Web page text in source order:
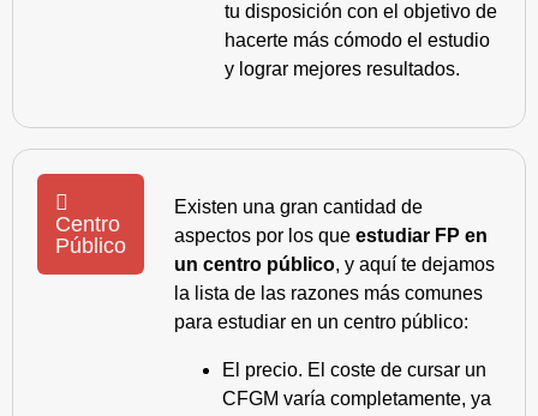
tu disposición con el objetivo de
hacerte más cómodo el estudio
y lograr mejores resultados.
Centro
Público
Existen una gran cantidad de
aspectos por los que estudiar FP en
un centro público, y aquí te dejamos
la lista de las razones más comunes
para estudiar en un centro público:
El precio. El coste de cursar un
CFGM varía completamente, ya